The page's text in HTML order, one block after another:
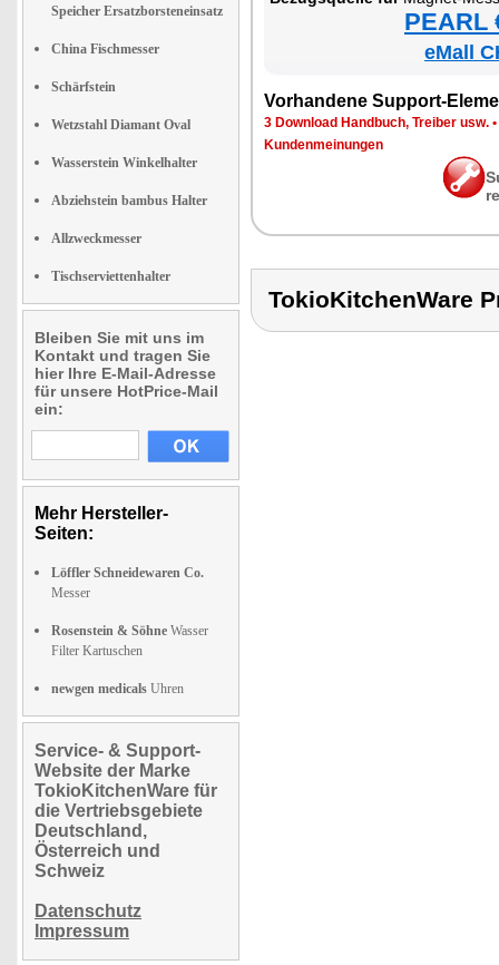
Speicher Ersatzborsteneinsatz
China Fischmesser
Schärfstein
Wetzstahl Diamant Oval
Wasserstein Winkelhalter
Abziehstein bambus Halter
Allzweckmesser
Tischserviettenhalter
Bleiben Sie mit uns im
Kontakt und tragen Sie
hier Ihre E-Mail-Adresse
für unsere HotPrice-Mail
ein:
Mehr Hersteller-
Seiten:
Löffler Schneidewaren Co.
Messer
Rosenstein & Söhne Wasser
Filter Kartuschen
newgen medicals Uhren
Service- & Support-
Website der Marke
TokioKitchenWare für
die Vertriebsgebiete
Deutschland,
Österreich und
Schweiz
Datenschutz
Impressum
PEARL
eMall
Vor­han­de­ne Sup­port-
3 Down­load Hand­buch, Trei­ber usw. •
Kun­den­mei­nun­gen
TokioKitchenWare